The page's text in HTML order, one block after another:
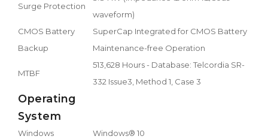
Surge Protection
waveform)
CMOS Battery
Backup
SuperCap Integrated for CMOS Battery
Maintenance-free Operation
MTBF
513,628 Hours - Database: Telcordia SR-
332 Issue3, Method 1, Case 3
Operating
System
Windows
Windows® 10